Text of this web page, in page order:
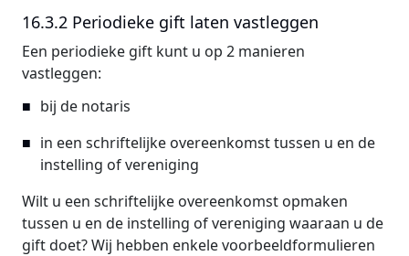
16.3.2 Periodieke gift laten vastleggen
Een periodieke gift kunt u op 2 manieren
vastleggen:
bij de notaris
in een schriftelijke overeenkomst tussen u en de
instelling of vereniging
Wilt u een schriftelijke overeenkomst opmaken
tussen u en de instelling of vereniging waaraan u de
gift doet? Wij hebben enkele voorbeeldformulieren